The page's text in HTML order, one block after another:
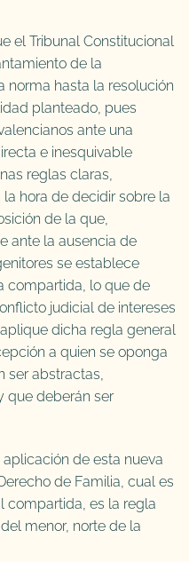
Tribunal Constitucional
de la
norma hasta la resolución
planteado, pues
ante una
e inesquivable
reglas claras,
hora de decidir sobre la
de la que,
ante la ausencia de
se establece
compartida, lo que de
judicial de intereses
dicha regla general
a quien se oponga
ser abstractas,
que deberán ser
de esta nueva
de Familia, cual es
compartida, es la regla
menor, norte de la